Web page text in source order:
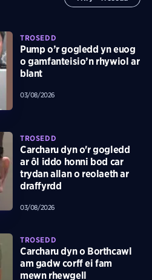
TROSEDD
Pump o’r gogledd yn euog
o gamfanteisio’n rhywiol ar
blant
03/08/2026
TROSEDD
Carcharu dyn o'r gogledd
ar ôl iddo honni bod car
trydan allan o reolaeth ar
draffyrdd
03/08/2026
TROSEDD
Carcharu dyn o Borthcawl
am gadw corff ei fam
mewn rhewgell